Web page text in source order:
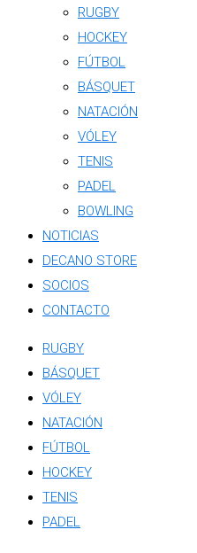
RUGBY
HOCKEY
FÚTBOL
BÁSQUET
NATACIÓN
VÓLEY
TENIS
PADEL
BOWLING
NOTICIAS
DECANO STORE
SOCIOS
CONTACTO
RUGBY
BÁSQUET
VÓLEY
NATACIÓN
FÚTBOL
HOCKEY
TENIS
PADEL